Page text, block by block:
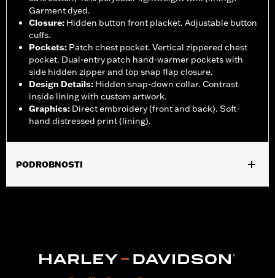
Garment dyed.
Closure: Hidden button front placket. Adjustable button
cuffs.
Pockets: Patch chest pocket. Vertical zippered chest
pocket. Dual-entry patch hand-warmer pockets with
side hidden zipper and top snap flap closure.
Design Details: Hidden snap-down collar. Contrast
inside lining with custom artwork.
Graphics: Direct embroidery (front and back). Soft-
hand distressed print (lining).
PODROBNOSTI
Imported